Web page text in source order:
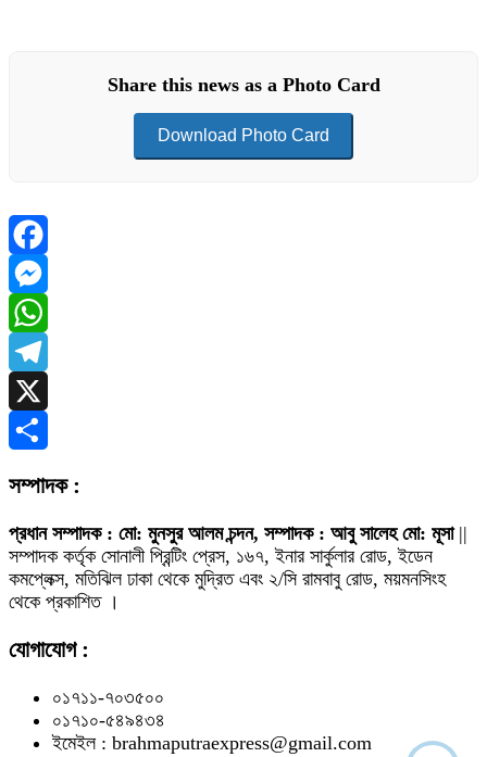
Share this news as a Photo Card
Download Photo Card
Facebook
Messenger
WhatsApp
Telegram
X
সম্পাদক :
প্রধান সম্পাদক : মো: মুনসুর আলম চন্দন, সম্পাদক : আবু সালেহ মো: মূসা||
সম্পাদক কর্তৃক সোনালী প্রিন্টিং প্রেস, ১৬৭, ইনার সার্কুলার রোড, ইডেন
কমপ্লেক্স, মতিঝিল ঢাকা থেকে মুদ্রিত এবং ২/সি রামবাবু রোড, ময়মনসিংহ
থেকে প্রকাশিত ।
যোগাযোগ :
০১৭১১-৭০৩৫০০
০১৭১০-৫৪৯৪৩৪
ইমেইল : brahmaputraexpress@gmail.com